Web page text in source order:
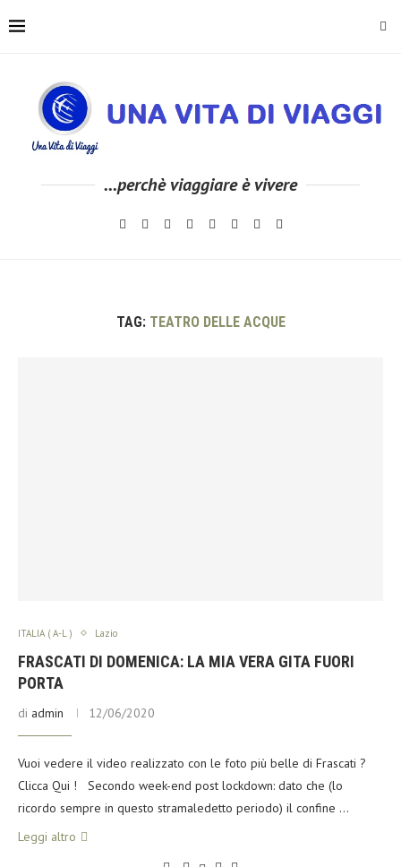
...perchè viaggiare è vivere
TAG: TEATRO DELLE ACQUE
ITALIA ( A-L ) Lazio
FRASCATI DI DOMENICA: LA MIA VERA GITA FUORI
PORTA
di admin 12/06/2020
Vuoi vedere il video realizzato con le foto più belle di Frascati ?
Clicca Qui ! Secondo week-end post lockdown: dato che (lo
ricordo sempre in questo stramaledetto periodo) il confine …
Leggi altro